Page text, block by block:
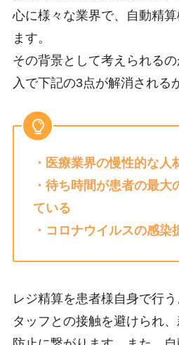
心に様々な業界で、自動精
ます。
その背景として考えられる
入で下記の3点が解消される
・医療業界の慢性的な人
・待ち時間が患者の最大
ている
・コロナウイルスの感染
レジ精算を患者様自身で行
タッフとの接触を避けられ